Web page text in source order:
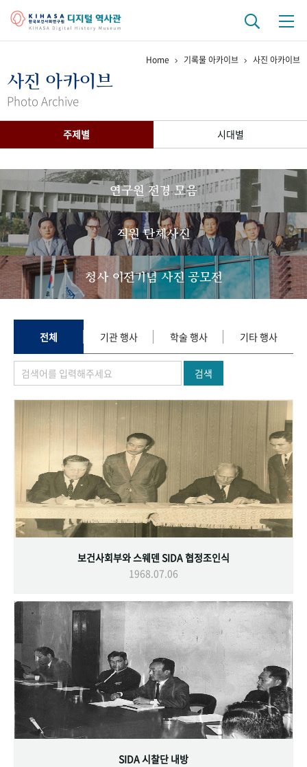
걸어온 길 기관 변천사
간행물 변천사
기록물 아카이브
사진 아카이브 문서 기록물 행정박물 영상 기록물
50+1 주년 기념
성과 50선 숫자로 보는 50년
세계와 함께 한 KIHASA
VR 역사관
Home 기록물 아카이브 사진 아카이브
사진 아카이브
Photo Archive
주제별 시대별
연구원 전경 모음
직원 단체사진
청사 이전기념 사진 공모전
전체 기관 행사 학술 행사 기타 행사
검색
보건사회부와 스웨덴 SIDA 협정조인식
1968.07.06
SIDA 시찰단 내방